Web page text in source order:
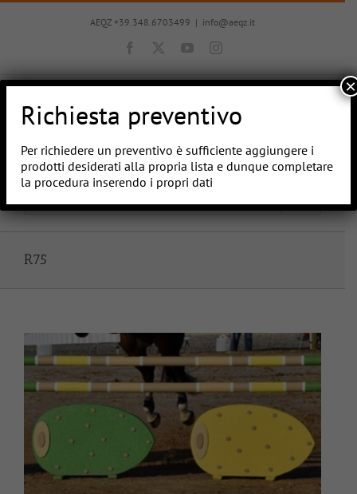
Salta
AEQZ +39.348.6703499 | info@aeqz.it
Facebook YouTubeInstagram
Vai a...
R75
Richiesta preventivo
Per richiedere un preventivo è sufficiente aggiungere i
prodotti desiderati alla propria lista e dunque completare
la procedura inserendo i propri dati
×